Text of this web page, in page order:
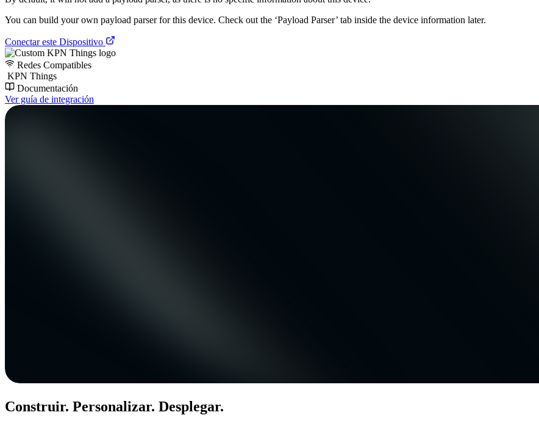
You can build your own payload parser for this device. Check out the ‘Payload Parser’ tab inside the device information later.
Conectar este Dispositivo
Redes Compatibles
KPN Things
Documentación
Ver guía de integración
Construir. Personalizar. Desplegar.